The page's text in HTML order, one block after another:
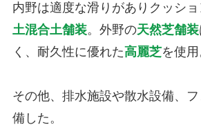
内野は適度な滑りがありクッシ
土混合土舗装。外野の天然芝舗装
く、耐久性に優れた高麗芝を使用
その他、排水施設や散水設備、
備した。